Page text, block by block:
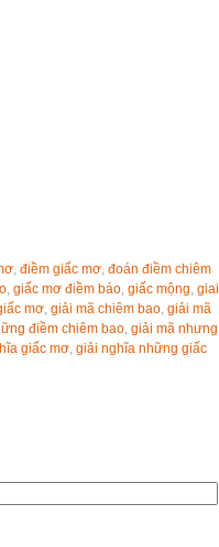
, điềm giấc mơ, đoán điềm chiêm
, giấc mơ điềm báo, giấc mộng, giai
mơ, giải mã chiêm bao, giải mã
điềm chiêm bao, giải mã nhưng
giấc mơ, giải nghĩa những giấc